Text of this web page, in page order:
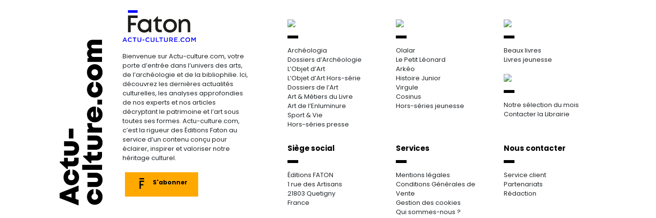
Bienvenue sur Actu-culture.com, votre
porte d’entrée dans l’univers des arts,
de l’archéologie et de la bibliophilie. Ici,
découvrez les dernières actualités
culturelles, les analyses approfondies
de nos experts et nos articles
décryptant le patrimoine et l’art sous
toutes ses formes. Actu-culture.com,
c’est la rigueur des Éditions Faton au
service d’un contenu conçu pour
éclairer, inspirer et valoriser notre
héritage culturel.
S'abonner
Archéologia
Dossiers d’Archéologie
L’Objet d’Art
L’Objet d’Art Hors-série
Dossiers de l’Art
Art & Métiers du Livre
Art de l’Enluminure
Sport & Vie
Hors-séries presse
Olalar
Le Petit Léonard
Arkéo
Histoire Junior
Virgule
Cosinus
Hors-séries jeunesse
Beaux livres
Livres jeunesse
Notre sélection du mois
Contacter la Librairie
Siège social
Éditions FATON
1 rue des Artisans
21803 Quetigny
France
Services
Mentions légales
Conditions Générales de
Vente
Gestion des cookies
Qui sommes-nous ?
Nous contacter
Service client
Partenariats
Rédaction